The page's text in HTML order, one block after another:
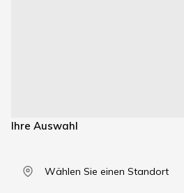
Ihre Auswahl
Wählen Sie einen Standort